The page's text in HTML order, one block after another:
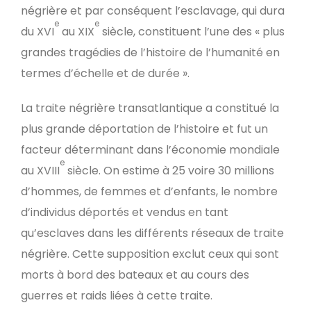
négrière et par conséquent l’esclavage, qui dura
du XVIe au XIXe siècle, constituent l’une des « plus
grandes tragédies de l’histoire de l’humanité en
termes d’échelle et de durée ».
La traite négrière transatlantique a constitué la
plus grande déportation de l’histoire et fut un
facteur déterminant dans l’économie mondiale
au XVIIIe siècle. On estime à 25 voire 30 millions
d’hommes, de femmes et d’enfants, le nombre
d’individus déportés et vendus en tant
qu’esclaves dans les différents réseaux de traite
négrière. Cette supposition exclut ceux qui sont
morts à bord des bateaux et au cours des
guerres et raids liées à cette traite.